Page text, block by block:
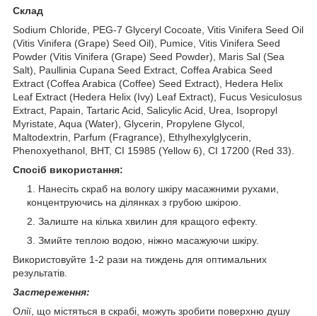
Склад
Sodium Chloride, PEG-7 Glyceryl Cocoate, Vitis Vinifera Seed Oil
(Vitis Vinifera (Grape) Seed Oil), Pumice, Vitis Vinifera Seed
Powder (Vitis Vinifera (Grape) Seed Powder), Maris Sal (Sea
Salt), Paullinia Cupana Seed Extract, Coffea Arabica Seed
Extract (Coffea Arabica (Coffee) Seed Extract), Hedera Helix
Leaf Extract (Hedera Helix (Ivy) Leaf Extract), Fucus Vesiculosus
Extract, Papain, Tartaric Acid, Salicylic Acid, Urea, Isopropyl
Myristate, Aqua (Water), Glycerin, Propylene Glycol,
Maltodextrin, Parfum (Fragrance), Ethylhexylglycerin,
Phenoxyethanol, BHT, CI 15985 (Yellow 6), CI 17200 (Red 33).
Спосіб використання:
Нанесіть скраб на вологу шкіру масажними рухами,
концентруючись на ділянках з грубою шкірою.
Залиште на кілька хвилин для кращого ефекту.
Змийте теплою водою, ніжно масажуючи шкіру.
Використовуйте 1-2 рази на тиждень для оптимальних
результатів.
Застереження:
Олії, що містяться в скрабі, можуть зробити поверхню душу